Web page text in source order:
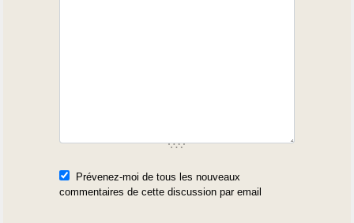
Prévenez-moi de tous les nouveaux
commentaires de cette discussion par email